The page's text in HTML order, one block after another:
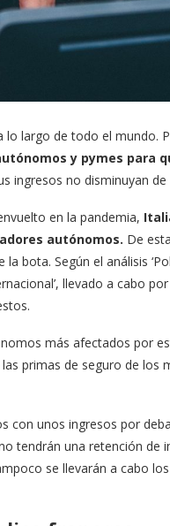
lo largo de todo el mundo.
y pymes para
ingresos no disminuyan
en la pandemia,
autónomos. De
bota. Según el análisis
llevado a cabo
más afectados por
primas de seguro de
con unos ingresos por
tendrán una retención de
se llevarán a cabo